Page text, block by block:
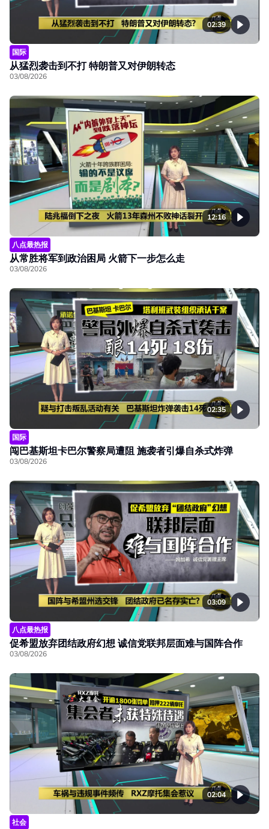
02:39
国际
从猛烈袭击到不打 特朗普又对伊朗转态
03/08/2026
12:16
八点最热报
从常胜将军到政治困局 火箭下一步怎么走
03/08/2026
02:35
国际
闯巴基斯坦卡巴尔警察局遭阻 施袭者引爆自杀式炸弹
03/08/2026
03:09
八点最热报
促希盟放弃团结政府幻想 诚信党联邦层面难与国阵合作
03/08/2026
02:04
社会